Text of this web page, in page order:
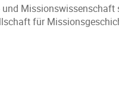
Missionswissenschaft
für